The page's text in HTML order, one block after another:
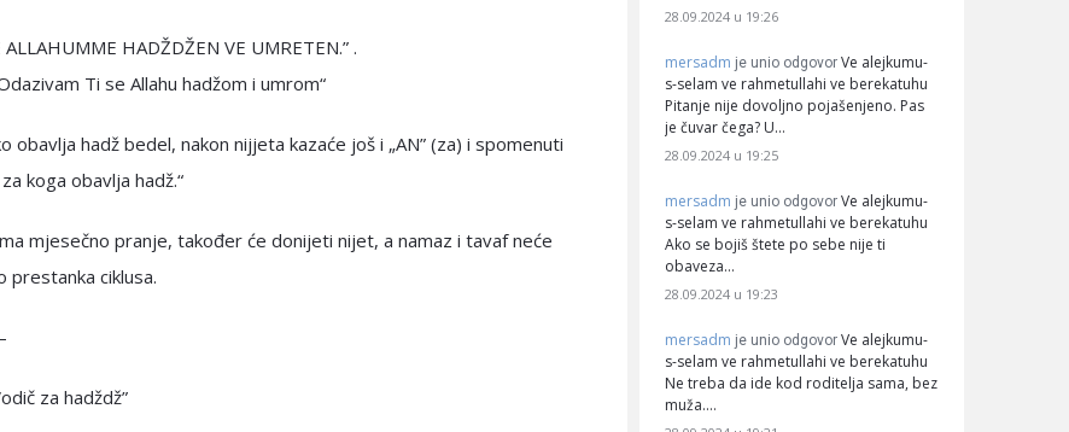
ALLAHUMME HADŽDŽEN VE UMRETEN.” .
Ti se Allahu hadžom i umrom“
obavlja hadž bedel, nakon nijjeta kazaće još i „AN” (za) i spomenuti
koga obavlja hadž.“
mjesečno pranje, također će donijeti nijet, a namaz i tavaf neće
prestanka ciklusa.
za hadždž”
28.09.2024 u 19:26
mersadm je unio odgovor Ve alejkumu-
s-selam ve rahmetullahi ve berekatuhu
Pitanje nije dovoljno pojašenjeno. Pas
je čuvar čega? U…
28.09.2024 u 19:25
mersadm je unio odgovor Ve alejkumu-
s-selam ve rahmetullahi ve berekatuhu
Ako se bojiš štete po sebe nije ti
obaveza…
28.09.2024 u 19:23
mersadm je unio odgovor Ve alejkumu-
s-selam ve rahmetullahi ve berekatuhu
Ne treba da ide kod roditelja sama, bez
muža.…